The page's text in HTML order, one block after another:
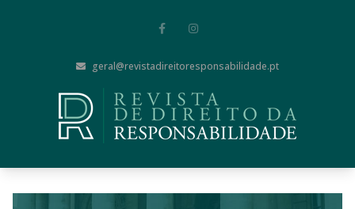
geral@revistadireitoresponsabilidade.pt